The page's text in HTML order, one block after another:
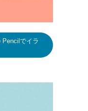
Pencilでイラ